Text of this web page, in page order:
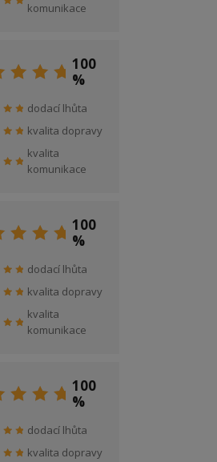
komunikace
100
%
dodací lhůta
kvalita dopravy
kvalita
komunikace
100
%
dodací lhůta
kvalita dopravy
kvalita
komunikace
100
%
dodací lhůta
kvalita dopravy